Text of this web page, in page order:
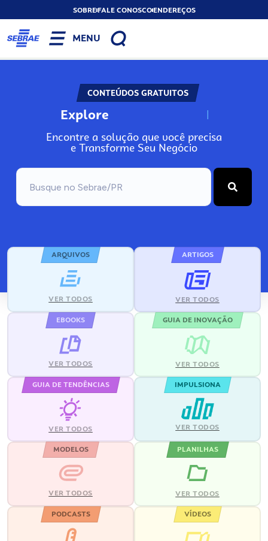
SOBREFALE CONOSCOENDEREÇOS
MENU
CONTEÚDOS GRATUITOS
Explore N
Encontre a solução que você precisa
e Transforme Seu Negócio
ARQUIVOS
VER TODOS
ARTIGOS
VER TODOS
EBOOKS
VER TODOS
GUIA DE INOVAÇÃO
VER TODOS
GUIA DE TENDÊNCIAS
VER TODOS
IMPULSIONA
VER TODOS
MODELOS
VER TODOS
PLANILHAS
VER TODOS
PODCASTS VÍDEOS